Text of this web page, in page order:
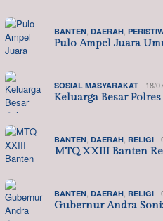
BANTEN DAERAH
Pulo Ampel Juara
SOSIAL MASYARAKAT 18/
Keluarga Besar
BANTEN DAERAH RELIGI
MTQ XXIII Banten
BANTEN DAERAH RELIGI
Gubernur Andra